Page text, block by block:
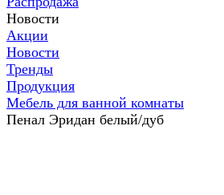
Новости
Акции
Новости
Тренды
Продукция
Мебель для ванной комнаты
Пенал Эридан белый/дуб